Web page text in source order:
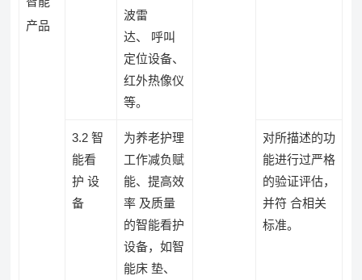
产品
波雷
达、 呼叫
定位设备、
红外热像仪
等。
3.2 智
能看
护 设
备
为养老护理
工作减负赋
能、提高效
率 及质量
的智能看护
设备，如智
能床 垫、
对所描述的功
能进行过严格
的验证评估，
并符 合相关
标准。